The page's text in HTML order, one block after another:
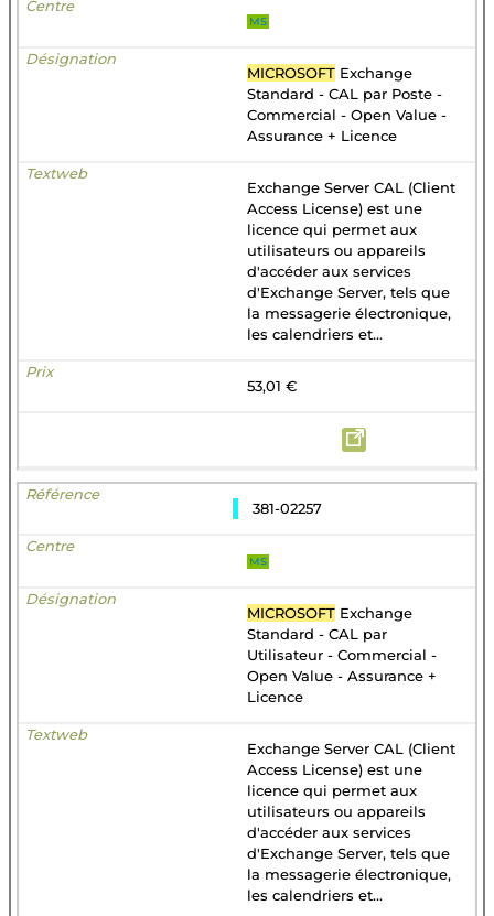
MS
MICROSOFT Exchange
Standard - CAL par Poste -
Commercial - Open Value -
Assurance + Licence
Exchange Server CAL (Client
Access License) est une
licence qui permet aux
utilisateurs ou appareils
d'accéder aux services
d'Exchange Server, tels que
la messagerie électronique,
les calendriers et...
53,01 €
381-02257
MS
MICROSOFT Exchange
Standard - CAL par
Utilisateur - Commercial -
Open Value - Assurance +
Licence
Exchange Server CAL (Client
Access License) est une
licence qui permet aux
utilisateurs ou appareils
d'accéder aux services
d'Exchange Server, tels que
la messagerie électronique,
les calendriers et...